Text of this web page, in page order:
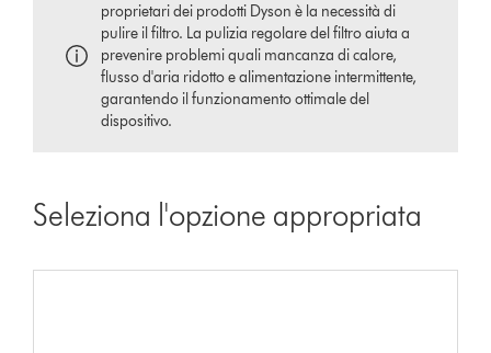
proprietari dei prodotti Dyson è la necessità di
pulire il filtro. La pulizia regolare del filtro aiuta a
prevenire problemi quali mancanza di calore,
flusso d'aria ridotto e alimentazione intermittente,
garantendo il funzionamento ottimale del
dispositivo.
Seleziona l'opzione appropriata